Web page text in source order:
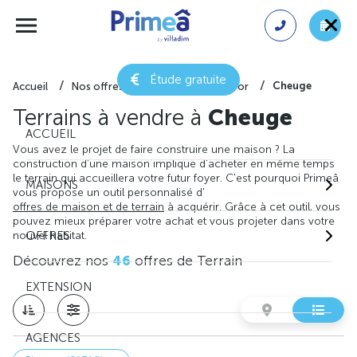
Étude gratuite
ACCUEIL
MAISONS
OFFRES
EXTENSION
AGENCES
Accueil Nos offres de terrain Côte-d'or Cheuge
Terrains à vendre à Cheuge
Vous avez le projet de faire construire une maison ? La
construction d'une maison implique d'acheter en même temps
le terrain qui accueillera votre futur foyer. C'est pourquoi Primeâ
vous propose un outil personnalisé d'
offres de maison et de terrain à acquérir. Grâce à cet outil, vous
pouvez mieux préparer votre achat et vous projeter dans votre
nouvel habitat.
Découvrez nos46offres de Terrain